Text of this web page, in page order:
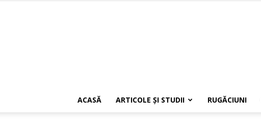
ACASĂ ARTICOLE ŞI STUDII RUGĂCIUNI